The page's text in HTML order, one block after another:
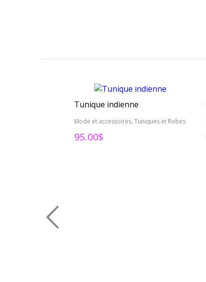
Tunique indienne
Mode et accessoires, Tuniques et Robes
95.00$